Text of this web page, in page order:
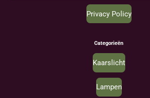
Privacy Policy
Categorieën
Kaarslicht
Lampen